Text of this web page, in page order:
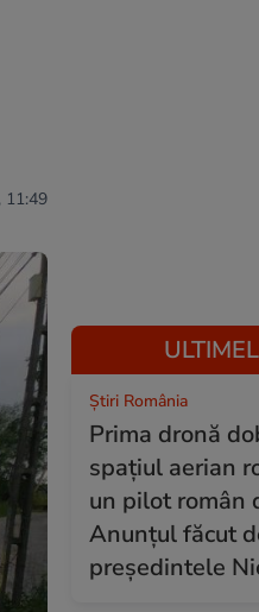
11:49
Știri România
Prima dronă
spațiul aerian
un pilot român
Anunțul făcut
președintele